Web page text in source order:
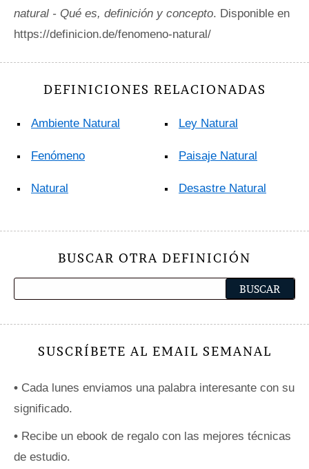
natural - Qué es, definición y concepto. Disponible en
https://definicion.de/fenomeno-natural/
DEFINICIONES RELACIONADAS
Ambiente Natural
Fenómeno
Natural
Ley Natural
Paisaje Natural
Desastre Natural
BUSCAR OTRA DEFINICIÓN
SUSCRÍBETE AL EMAIL SEMANAL
• Cada lunes enviamos una palabra interesante con su
significado.
• Recibe un ebook de regalo con las mejores técnicas
de estudio.